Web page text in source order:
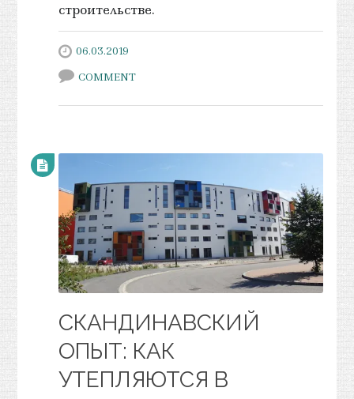
строительстве.
06.03.2019
COMMENT
СКАНДИНАВСКИЙ
ОПЫТ: КАК
УТЕПЛЯЮТСЯ В